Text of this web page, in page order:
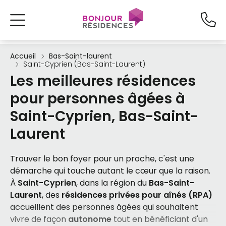
Accueil
Bas-Saint-laurent
Saint-Cyprien (Bas-Saint-Laurent)
Les meilleures résidences
pour personnes âgées à
Saint-Cyprien, Bas-Saint-
Laurent
Trouver le bon foyer pour un proche, c'est une
démarche qui touche autant le cœur que la raison.
À Saint-Cyprien, dans la région du Bas-Saint-
Laurent, des résidences privées pour aînés (RPA)
accueillent des personnes âgées qui souhaitent
vivre de façon autonome tout en bénéficiant d'un